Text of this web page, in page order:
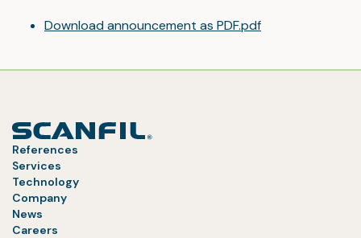
Download announcement as PDF.pdf
References
Services
Technology
Company
News
Careers